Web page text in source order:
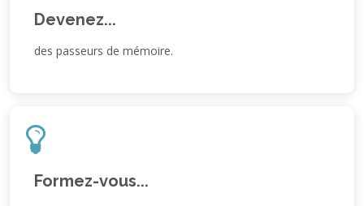
Devenez...
des passeurs de mémoire.
Formez-vous...